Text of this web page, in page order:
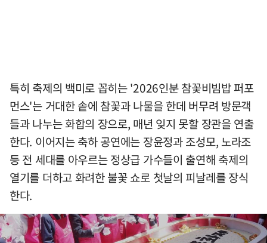
특히 축제의 백미로 꼽히는 '2026인분 참꽃비빔밥 퍼포
먼스'는 거대한 솥에 참꽃과 나물을 한데 버무려 방문객
들과 나누는 화합의 장으로, 매년 잊지 못할 장관을 연출
한다. 이어지는 축하 공연에는 장윤정과 조성모, 노라조
등 전 세대를 아우르는 정상급 가수들이 출연해 축제의
열기를 더하고 화려한 불꽃 쇼로 첫날의 피날레를 장식
한다.